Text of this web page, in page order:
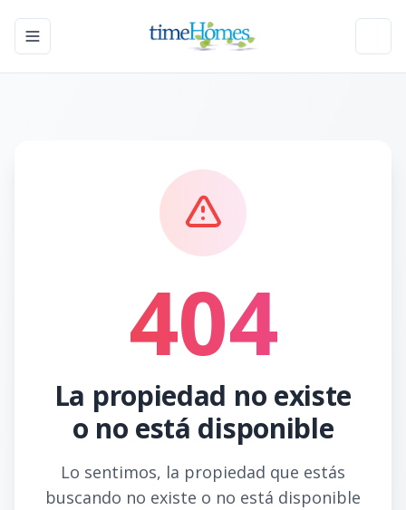
Toggle navigation menu
404
La propiedad no existe
o no está disponible
Lo sentimos, la propiedad que estás
buscando no existe o no está disponible